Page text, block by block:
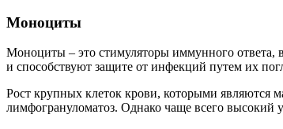
Моноциты
Моноциты – это стимуляторы иммунного
и способствуют защите от инфекций путем их
Рост крупных клеток крови, которыми являются
лимфогрануломатоз. Однако чаще всего высокий